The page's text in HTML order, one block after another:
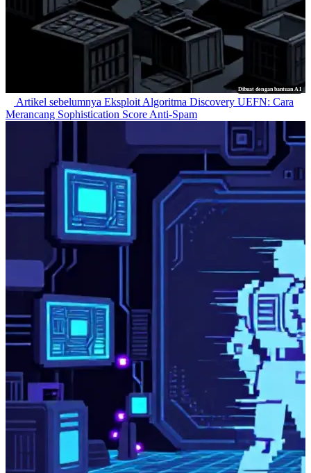
Dibuat dengan bantuan AI
Artikel sebelumnya Eksploit Algoritma Discovery UEFN: Cara
Merancang Sophistication Score Anti-Spam